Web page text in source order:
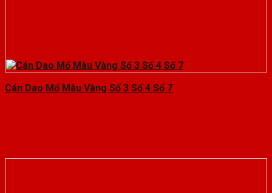
Cán Dao Mổ Màu Vàng Số 3 Số 4 Số 7